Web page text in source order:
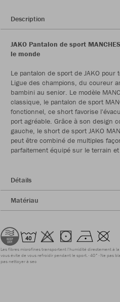
Description
JAKO Pantalon de sport
le monde
Le pantalon de sport de JAKO
Ligue des champions, du coureur
bambini au senior. Le modèle
classique, le pantalon de sport
fonctionnel, ce short favorise
port agréable. Grâce à son design
gauche, le short de sport JAKO
peut être combiné de multiples
parfaitement équipé sur le terrain
Détails
Matériau
Les fibres microfines transportent l'humidité directement à
vous évite de vous refroidir pendant le sport. 40° Ne pas
pas nettoyer à sec